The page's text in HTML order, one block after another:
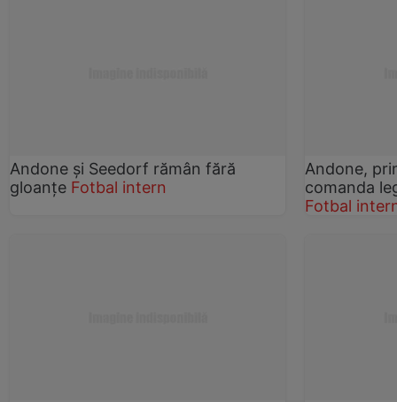
Andone şi Seedorf rămân fără
gloanţe Fotbal intern
Andone,
comanda
Fotbal